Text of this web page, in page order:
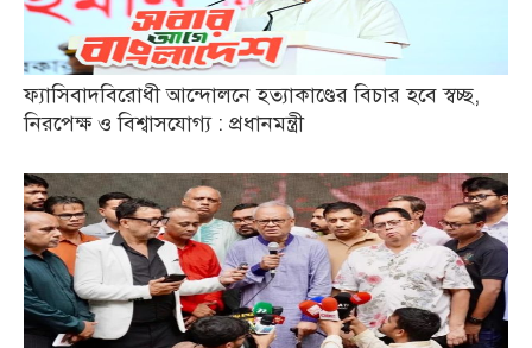
ফ্যাসিবাদবিরোধী আন্দোলনে হত্যাকাণ্ডের বিচার হবে স্বচ্ছ,
নিরপেক্ষ ও বিশ্বাসযোগ্য : প্রধানমন্ত্রী